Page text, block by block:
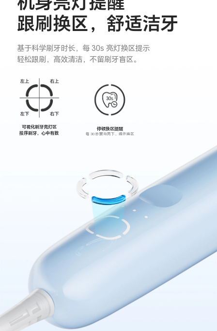
跟刷换区，舒适洁牙
基于科学刷牙时长，每 30s 亮灯换区提示
轻松跟刷，高效清洁，不留刷牙盲区。
可视化刷牙亮灯区
按序刷牙，心中有数
停顿换区提醒
每 30 秒震动两下，提示换区